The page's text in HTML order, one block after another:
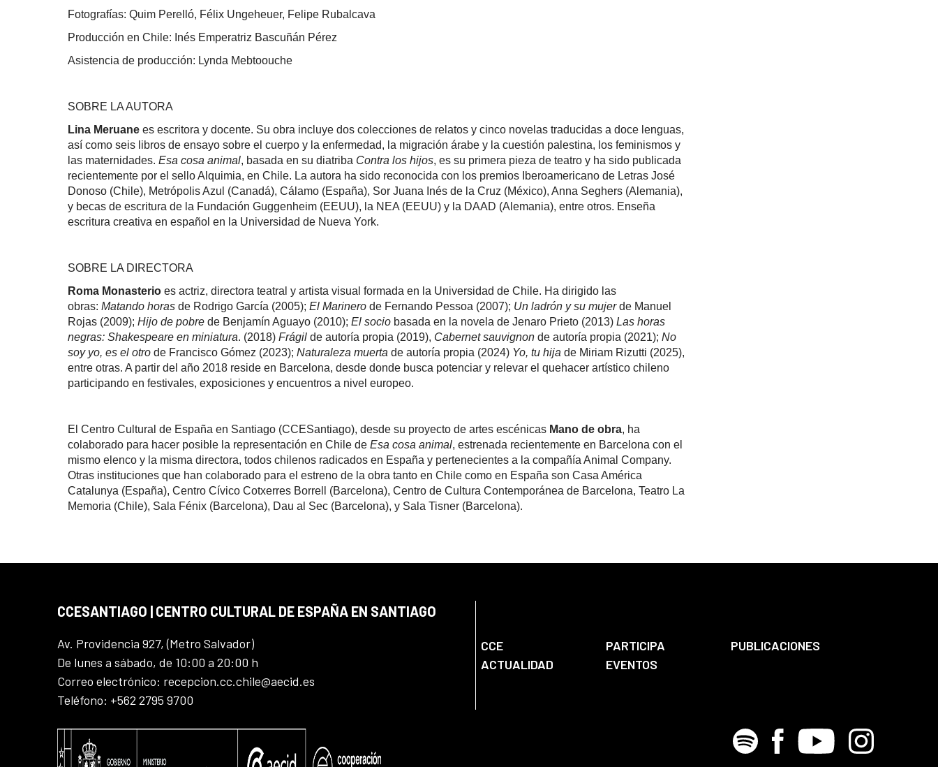
Fotografías: Quim Perelló, Félix Ungeheuer, Felipe Rubalcava
Producción en Chile: Inés Emperatriz Bascuñán Pérez
Asistencia de producción: Lynda Mebtoouche
SOBRE LA AUTORA
Lina Meruane es escritora y docente. Su obra incluye dos colecciones de relatos y cinco novelas traducidas a doce lenguas,
así como seis libros de ensayo sobre el cuerpo y la enfermedad, la migración árabe y la cuestión palestina, los feminismos y
las maternidades. Esa cosa animal, basada en su diatriba Contra los hijos, es su primera pieza de teatro y ha sido publicada
recientemente por el sello Alquimia, en Chile. La autora ha sido reconocida con los premios Iberoamericano de Letras José
Donoso (Chile), Metrópolis Azul (Canadá), Cálamo (España), Sor Juana Inés de la Cruz (México), Anna Seghers (Alemania),
y becas de escritura de la Fundación Guggenheim (EEUU), la NEA (EEUU) y la DAAD (Alemania), entre otros. Enseña
escritura creativa en español en la Universidad de Nueva York.
SOBRE LA DIRECTORA
Roma Monasterio es actriz, directora teatral y artista visual formada en la Universidad de Chile. Ha dirigido las
obras: Matando horas de Rodrigo García (2005); El Marinero de Fernando Pessoa (2007); Un ladrón y su mujerde Manuel
Rojas (2009); Hijo de pobre de Benjamín Aguayo (2010); El socio basada en la novela de Jenaro Prieto (2013) Las horas
negras: Shakespeare en miniatura. (2018) Frágil de autoría propia (2019), Cabernet sauvignon de autoría propia (2021); No
soy yo, es el otro de Francisco Gómez (2023); Naturaleza muerta de autoría propia (2024) Yo, tu hija de Miriam Rizutti (2025),
entre otras. A partir del año 2018 reside en Barcelona, desde donde busca potenciar y relevar el quehacer artístico chileno
participando en festivales, exposiciones y encuentros a nivel europeo.
El Centro Cultural de España en Santiago (CCESantiago), desde su proyecto de artes escénicas Mano de obra, ha
colaborado para hacer posible la representación en Chile de Esa cosa animal, estrenada recientemente en Barcelona con el
mismo elenco y la misma directora, todos chilenos radicados en España y pertenecientes a la compañía Animal Company.
Otras instituciones que han colaborado para el estreno de la obra tanto en Chile como en España son Casa América
Catalunya (España), Centro Cívico Cotxerres Borrell (Barcelona), Centro de Cultura Contemporánea de Barcelona, Teatro La
Memoria (Chile), Sala Fénix (Barcelona), Dau al Sec (Barcelona), y Sala Tisner (Barcelona).
CCESANTIAGO | CENTRO CULTURAL DE ESPAÑA EN SANTIAGO
Av. Providencia 927, (Metro Salvador)
De lunes a sábado, de 10:00 a 20:00 h
Correo electrónico: recepcion.cc.chile@aecid.es
Teléfono: +562 2795 9700
CCE PARTICIPA
PUBLICACIONES
ACTUALIDAD
EVENTOS
Spotify Facebook
Youtube Instagram